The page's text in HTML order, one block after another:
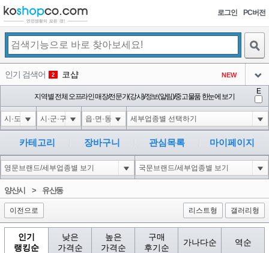
로그인 PC버전
인기 검색어 2 코샵 NEW
3 10'XOR(1*if(now()=sysdate(),sleep(15),0))XOR'Z
아이콘
4 1'||DBMS_PIPE.RECEIVE_MESSAGE(CHR(98)||CHR(98)||CHR(98),15)||'
아이콘
5 1*if(now()=sysdate(),sleep(15),0)
아이콘
2
6 10"XOR(1*if(now()=sysdate(),sleep(15),0))XOR"Z
아이콘
2
1
지역별 전체 오프라인 매장/전문가(강사)/정보(알림)/중고물품 한눈에 보기
E
카테고리 장바구니 관심목록 마이페이지
양산시 > 유산동
이전으로 리스트형 갤러리형
인기
랭킹순
낮은
가격순
높은
가격순
구매
후기순
가나다순 역순